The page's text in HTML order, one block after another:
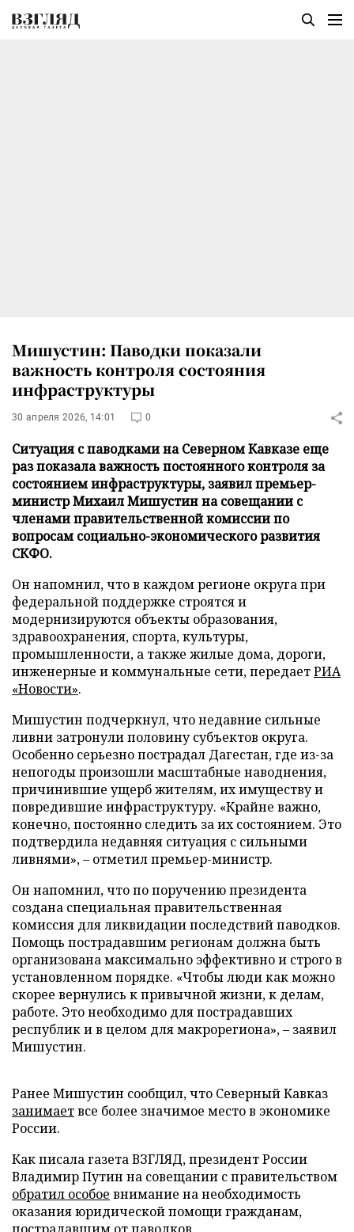
Мишустин: Паводки показали
важность контроля состояния
инфраструктуры
30 апреля 2026, 14:01 0
Ситуация с паводками на Северном Кавказе еще
раз показала важность постоянного контроля за
состоянием инфраструктуры, заявил премьер-
министр Михаил Мишустин на совещании с
членами правительственной комиссии по
вопросам социально-экономического развития
СКФО.
Он напомнил, что в каждом регионе округа при
федеральной поддержке строятся и
модернизируются объекты образования,
здравоохранения, спорта, культуры,
промышленности, а также жилые дома, дороги,
инженерные и коммунальные сети, передаетРИА
«Новости».
Мишустин подчеркнул, что недавние сильные
ливни затронули половину субъектов округа.
Особенно серьезно пострадал Дагестан, где из-за
непогоды произошли масштабные наводнения,
причинившие ущерб жителям, их имуществу и
повредившие инфраструктуру. «Крайне важно,
конечно, постоянно следить за их состоянием. Это
подтвердила недавняя ситуация с сильными
ливнями», – отметил премьер-министр.
Он напомнил, что по поручению президента
создана специальная правительственная
комиссия для ликвидации последствий паводков.
Помощь пострадавшим регионам должна быть
организована максимально эффективно и строго в
установленном порядке. «Чтобы люди как можно
скорее вернулись к привычной жизни, к делам,
работе. Это необходимо для пострадавших
республик и в целом для макрорегиона», – заявил
Мишустин.
Ранее Мишустин сообщил, что Северный Кавказ
занимаетвсе более значимое место в экономике
России.
Как писала газета ВЗГЛЯД, президент России
Владимир Путин на совещании с правительством
обратил особое внимание на необходимость
оказания юридической помощи гражданам,